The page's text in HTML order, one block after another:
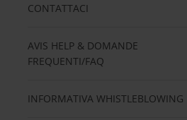
CONTATTACI
AVIS HELP & DOMANDE
FREQUENTI/FAQ
INFORMATIVA WHISTLEBLOWING